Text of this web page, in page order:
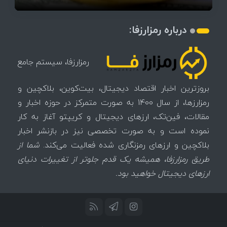
درباره رمزارزفا:
رمزارزفا، سیستم جامع
بروزترین اخبار اقتصاد دیجیتال، بیت‌کوین، بلاکچین و
رمزارزها، از سال 1400 به صورت متمرکز در حوزه اخبار و
مقالات، فین‌تک، ارزهای‌ دیجیتال و کریپتو آغاز به کار
نموده است و به صورت تخصصی نیز در بازنشر اخبار
بلاکچین و ارزهای رمزنگاری شده فعالیت می‌کند.شما از
طریق رمزارزفا، همیشه یک قدم جلوتر از تغییرات دنیای
ارزهای دیجیتال خواهید بود.